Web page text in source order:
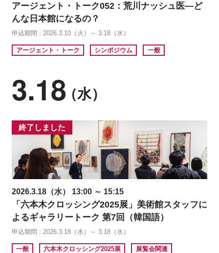
アージェント・トーク052：荒川ナッシュ医―ど
んな日本館になるの？
申込期間 : 2026.3.10（火）～ 3.18（水）
アージェント・トーク シンポジウム 一般
3.18（水）
終了しました
2026.3.18（水） 13:00 ～ 15:15
「六本木クロッシング2025展」美術館スタッフに
よるギャラリートーク 第7回（韓国語）
申込期間 : 2026.3.18（水）～ 3.18（水）
一般 六本木クロッシング2025展 展覧会関連